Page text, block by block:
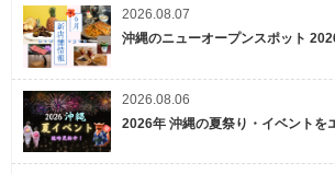
2026.08.07
沖縄のニューオープンスポット
2026.08.06
2026年 沖縄の夏祭り・イベントを